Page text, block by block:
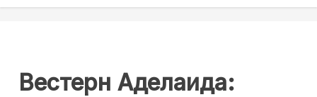
Вестерн Аделаида: